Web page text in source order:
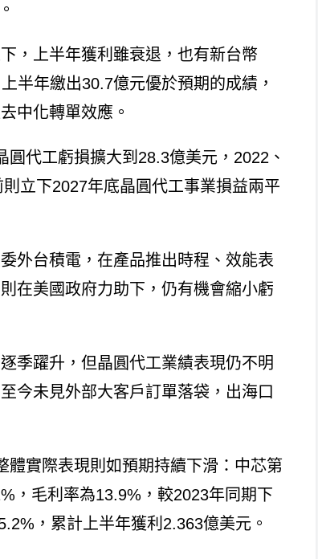
，上半年獲利雖衰退，也有新台幣
半年繳出30.7億元優於預期的成績，
中化轉單效應。
代工虧損擴大到28.3億美元，2022、
立下2027年底晶圓代工事業損益兩平
外台積電，在產品推出時程、效能表
在美國政府力助下，仍有機會縮小虧
季躍升，但晶圓代工業績表現仍不明
今未見外部大客戶訂單落袋，出海口
體實際表現則如預期持續下滑：中芯第
，毛利率為13.9%，較2023年同期下
，累計上半年獲利2.363億美元。